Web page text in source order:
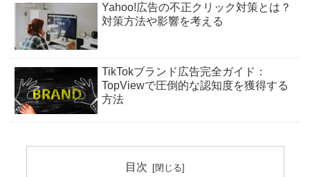
Yahoo!広告の不正クリック対策とは？
対策方法や影響を考える
TikTokブランド広告完全ガイド：
TopViewで圧倒的な認知度を獲得する
方法
目次